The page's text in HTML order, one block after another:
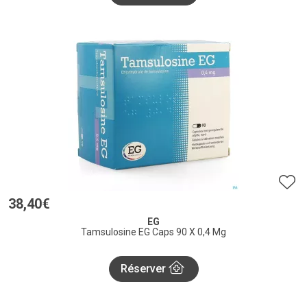
38,40€
EG
Tamsulosine EG Caps 90 X 0,4 Mg
Réserver